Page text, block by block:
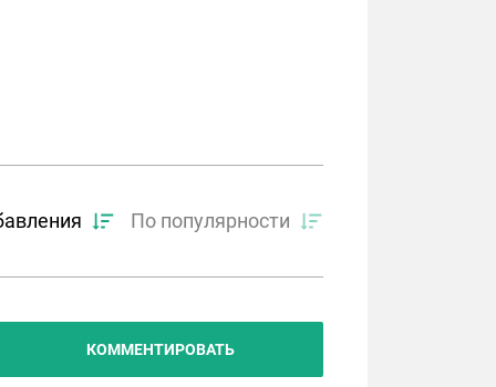
По популярности
КОММЕНТИРОВАТЬ